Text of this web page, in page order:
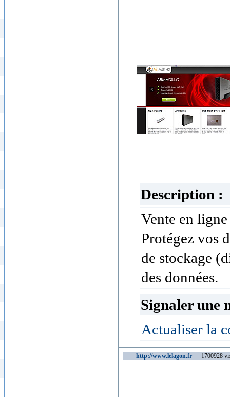
Description :
Vente en
Protégez vos
de stockage
des données.
Signaler une
Actualiser la
http://www.lelagon.fr 1700928